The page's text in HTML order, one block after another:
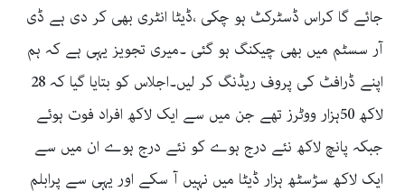
جائے گا کراس ڈسٹرکٹ ہو چکی ،ڈیٹا انٹری بھی کر دی ہے ڈی
آر سسٹم میں بھی چیکنگ ہو گئی ۔میری تجویز یہی ہے کہ ہم
اپنے ڈرافٹ کی پروف ریڈنگ کر لیں۔اجلاس کو بتایا گیا کہ 28
لاکھ 50ہزار ووٹرز تھے جن میں سے ایک لاکھ افراد فوت ہوئے
جبکہ پانچ لاکھ نئے درج ہوے کو نئے درج ہوے ان میں سے
ایک لاکھ سڑسٹھ ہزار ڈیٹا میں نہیں آ سکے اور یہی سے پرابلم